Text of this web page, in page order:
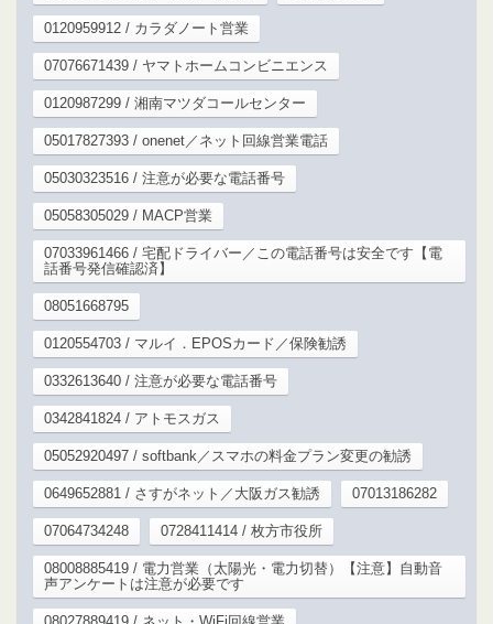
0120959912 / カラダノート営業
07076671439 / ヤマトホームコンビニエンス
0120987299 / 湘南マツダコールセンター
05017827393 / onenet／ネット回線営業電話
05030323516 / 注意が必要な電話番号
05058305029 / MACP営業
07033961466 / 宅配ドライバー／この電話番号は安全です【電
話番号発信確認済】
08051668795
0120554703 / マルイ．EPOSカード／保険勧誘
0332613640 / 注意が必要な電話番号
0342841824 / アトモスガス
05052920497 / softbank／スマホの料金プラン変更の勧誘
0649652881 / さすがネット／大阪ガス勧誘 07013186282
07064734248 0728411414 / 枚方市役所
08008885419 / 電力営業（太陽光・電力切替）【注意】自動音
声アンケートは注意が必要です